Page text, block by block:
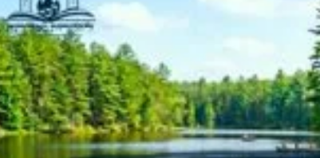
מורה הדרך לעבודת הלב: הצצה לרגעי